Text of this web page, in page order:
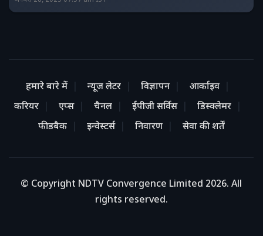
हमारे बारे में न्यूज लेटर विज्ञापन
आर्काइव
करियर
एप्स चैनल ईपीजी सर्विस
डिस्क्लेमर
फीडबैक
इन्वेस्टर्स निवारण सेवा की शर्तें
© Copyright NDTV Convergence Limited 2026. All
rights reserved.